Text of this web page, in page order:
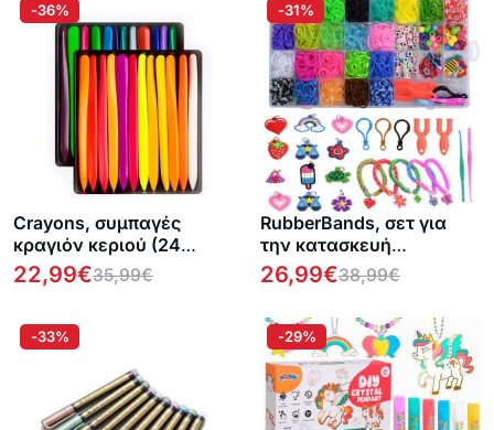
Crayons, συμπαγές
κραγιόν κεριού (24
κομμάτια)
22,99€35,99€
-36%
RubberBands, σετ για
την κατασκευή
βραχιολιών, μενταγιόν
και άλλων αξεσουάρ
26,99€38,99€
-31%
-33% -29%